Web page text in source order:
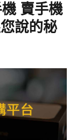
賣手機
說的秘